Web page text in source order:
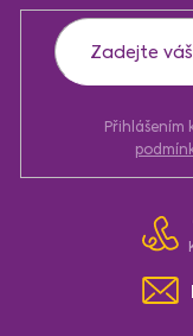
Přihlášením